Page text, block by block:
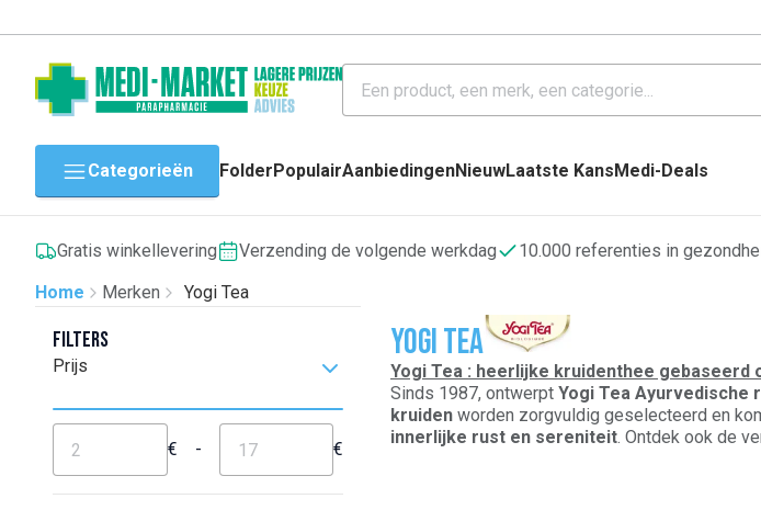
Categorieën FolderPopulairAanbiedingenNieuwLaatste KansMedi-Deals
Gratis winkellevering Verzending de volgende werkdag 10.000 referenties in
Home
Merken Yogi Tea
Filters
Prijs
€ - €
Yogi Tea
Yogi Tea : heerlijke kruidenthee gebaseerd
Sinds 1987, ontwerpt Yogi Tea Ayurvedische
kruiden worden zorgvuldig geselecteerd en
innerlijke rust en sereniteit. Ontdek ook de